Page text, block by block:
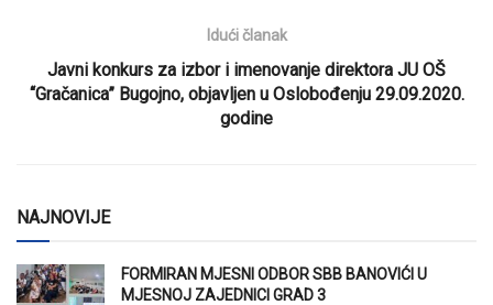
Idući članak
Javni konkurs za izbor i imenovanje direktora JU OŠ
“Gračanica” Bugojno, objavljen u Oslobođenju 29.09.2020.
godine
NAJNOVIJE
FORMIRAN MJESNI ODBOR SBB BANOVIĆI U
MJESNOJ ZAJEDNICI GRAD 3